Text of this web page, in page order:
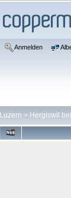
Anmelden
Luzern > Hergiswil